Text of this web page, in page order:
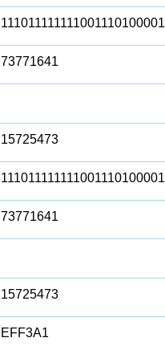
111011111111001110100001
73771641
15725473
111011111111001110100001
73771641
15725473
EFF3A1